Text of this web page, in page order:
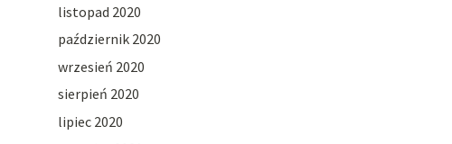
listopad 2020
październik 2020
wrzesień 2020
sierpień 2020
lipiec 2020